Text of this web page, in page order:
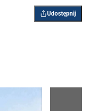
Udostępnij